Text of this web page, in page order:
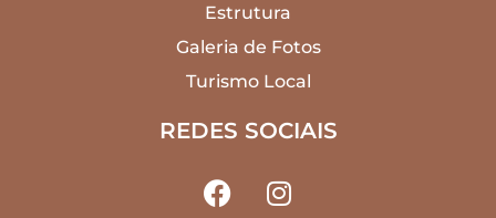
Estrutura
Galeria de Fotos
Turismo Local
REDES SOCIAIS